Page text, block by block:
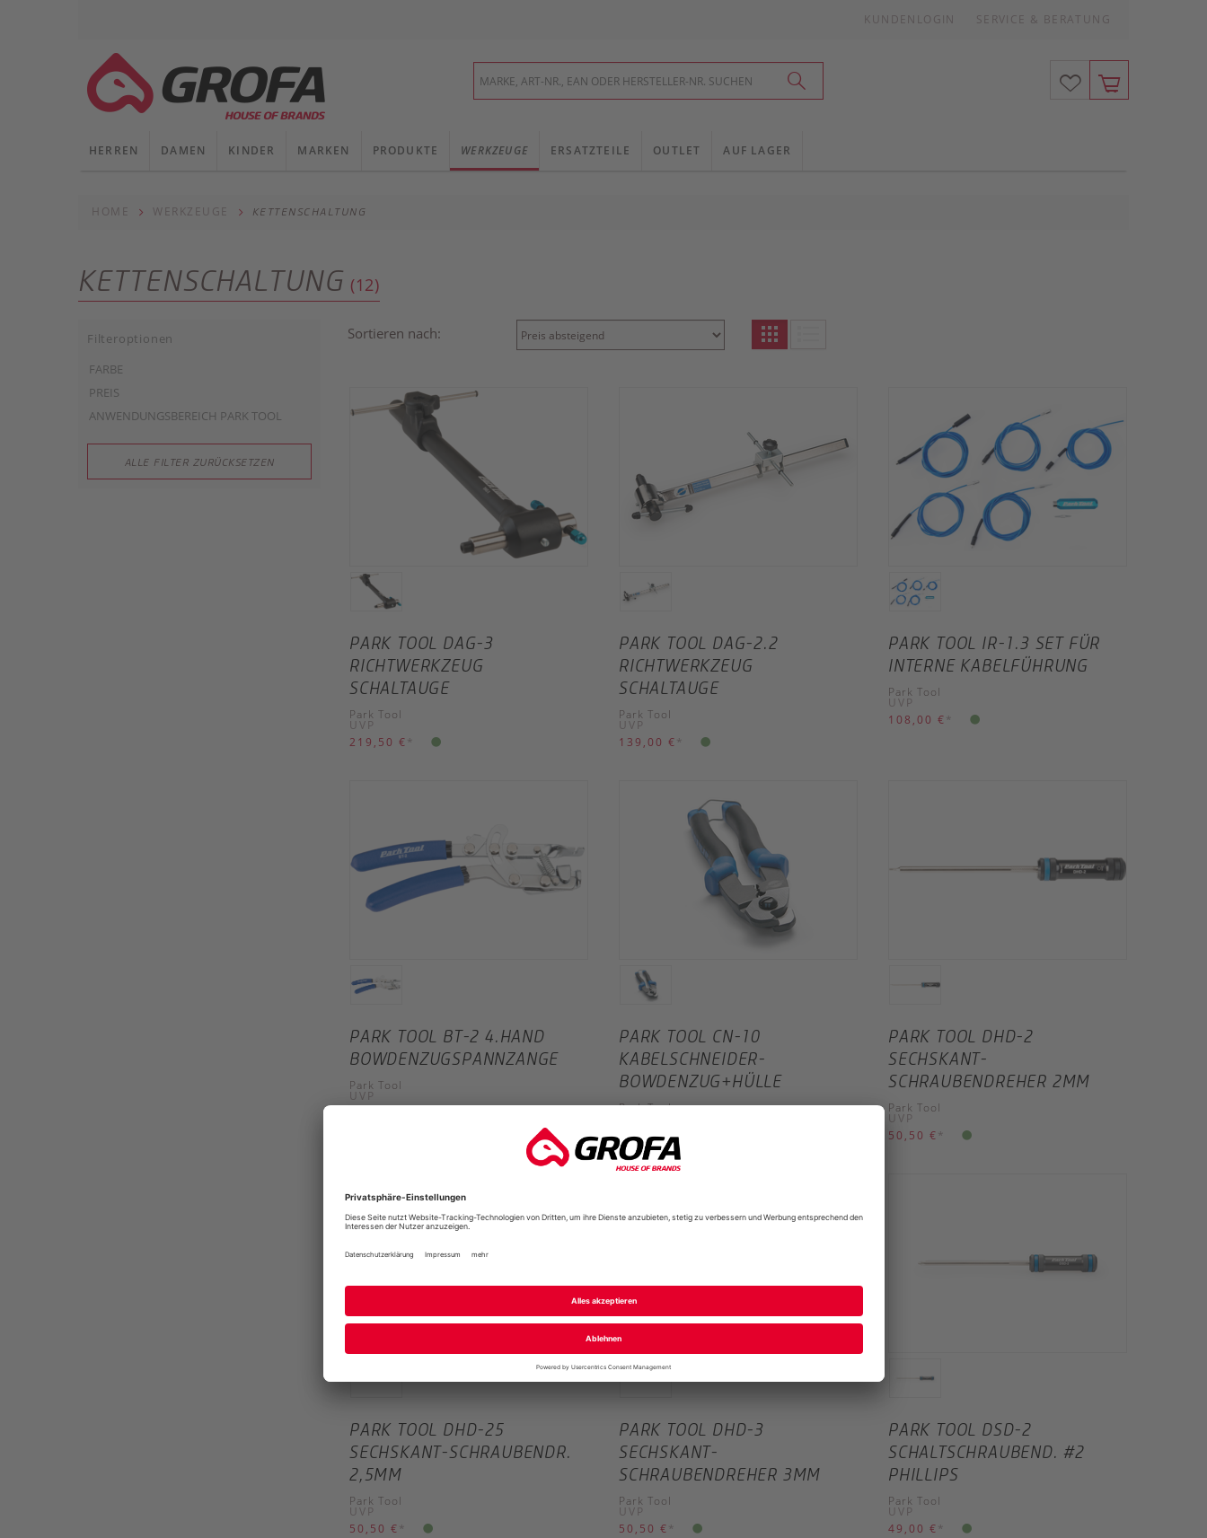
KUNDENLOGIN SERVICE & BERATUNG
HERREN DAMEN KINDER MARKEN PRODUKTE WERKZEUGE ERSATZTEILE OUTLET AUF LAGER
HOME WERKZEUGE KETTENSCHALTUNG
KETTENSCHALTUNG (12)
Filteroptionen
FARBE
PREIS
ANWENDUNGSBEREICH PARK TOOL
ALLE FILTER ZURÜCKSETZEN
Sortieren nach:
PARK TOOL DAG-3
RICHTWERKZEUG
SCHALTAUGE
Park Tool
UVP
219,50 € *
PARK TOOL DAG-2.2
RICHTWERKZEUG
SCHALTAUGE
Park Tool
UVP
139,00 € *
PARK TOOL IR-1.3 SET FÜR
INTERNE KABELFÜHRUNG
Park Tool
UVP
108,00 € *
PARK TOOL BT-2 4.HAND
BOWDENZUGSPANNZANGE
Park Tool
UVP
PARK TOOL CN-10
KABELSCHNEIDER-
BOWDENZUG+HÜLLE
Park Tool
65,50 € *
PARK TOOL DHD-2
SECHSKANT-
SCHRAUBENDREHER 2MM
Park Tool
UVP
50,50 € *
PARK TOOL DHD-25
SECHSKANT-SCHRAUBENDR.
2,5MM
Park Tool
UVP
50,50 € *
PARK TOOL DHD-3
SECHSKANT-
SCHRAUBENDREHER 3MM
Park Tool
UVP
50,50 € *
PARK TOOL DSD-2
SCHALTSCHRAUBEND. #2
PHILLIPS
Park Tool
UVP
49,00 € *